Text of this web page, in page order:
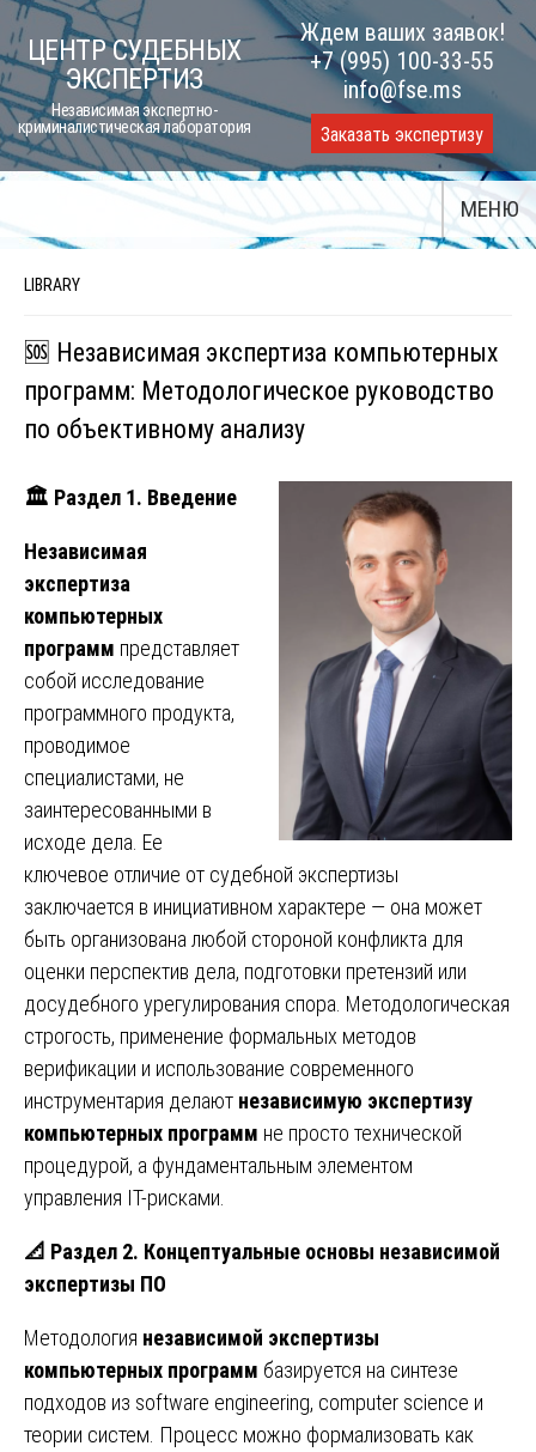
Skip
to
content
ЦЕНТР СУДЕБНЫХ
ЭКСПЕРТИЗ
Независимая экспертно-
криминалистическая лаборатория
Ждем ваших заявок!
+7 (995) 100-33-55
info@fse.ms
Заказать экспертизу
МЕНЮ
LIBRARY
🆘 Независимая экспертиза компьютерных
программ: Методологическое руководство
по объективному анализу
🏛 ️ Раздел 1. Введение
Независимая
экспертиза
компьютерных
программ представляет
собой исследование
программного продукта,
проводимое
специалистами, не
заинтересованными в
исходе дела. Ее
ключевое отличие от судебной экспертизы
заключается в инициативном характере — она может
быть организована любой стороной конфликта для
оценки перспектив дела, подготовки претензий или
досудебного урегулирования спора. Методологическая
строгость, применение формальных методов
верификации и использование современного
инструментария делают независимую экспертизу
компьютерных программ не просто технической
процедурой, а фундаментальным элементом
управления IT-рисками.
📐 Раздел 2. Концептуальные основы независимой
экспертизы ПО
Методология независимой экспертизы
компьютерных программ базируется на синтезе
подходов из software engineering, computer science и
теории систем. Процесс можно формализовать как